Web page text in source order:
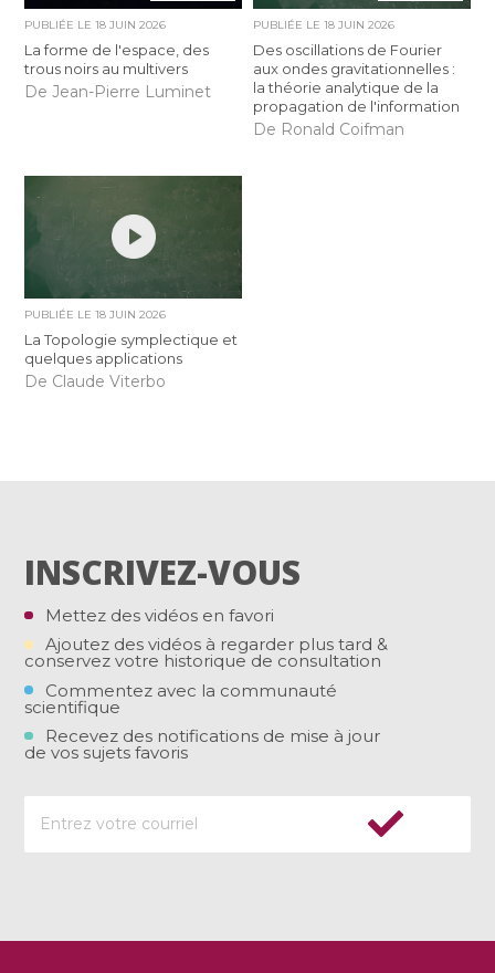
PUBLIÉE LE18 JUIN 2026
La forme de l'espace, des
trous noirs au multivers
De Jean-Pierre Luminet
PUBLIÉE LE 18 JUIN 2026
Des oscillations de Fourier
aux ondes gravitationnelles :
la théorie analytique de la
propagation de l'information
De Ronald Coifman
PUBLIÉE LE18 JUIN 2026
La Topologie symplectique et
quelques applications
De Claude Viterbo
INSCRIVEZ-VOUS
Mettez des vidéos en favori
Ajoutez des vidéos à regarder plus tard &
conservez votre historique de consultation
Commentez avec la communauté
scientifique
Recevez des notifications de mise à jour
de vos sujets favoris